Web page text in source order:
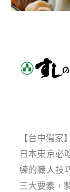
【台中獨家】
日本東京必
練的職人技
三大要素，